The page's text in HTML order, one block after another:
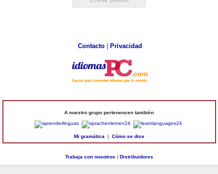
Contacto| Privacidad
A nuestro grupo pertenencen también
Mi gramática | Cómo se dice
Trabaja con nosotros | Distribuidores